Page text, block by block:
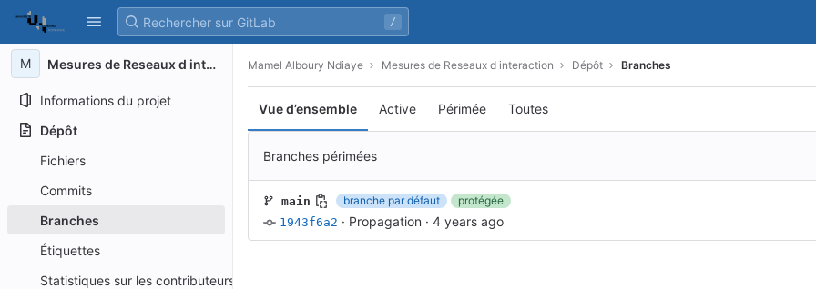
Skip to content
GitLab
/
M Mesures de Reseaux d interaction
Informations du projet
Dépôt
Fichiers
Commits
Branches
Étiquettes
Statistiques sur les contributeurs
Mamel Alboury Ndiaye Mesures de Reseaux d interaction Dépôt Branches
Vue d’ensemble Active Périmée Toutes
Branches périmées
main branche par défaut
protégée
1943f6a2 · Propagation · 4 years ago